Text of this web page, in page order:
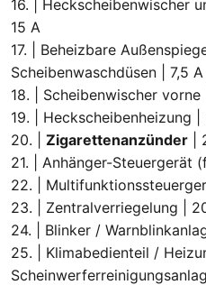
16. | Heckscheibenwischer
15 A
17. | Beheizbare
Scheibenwaschdüsen | 7,5 A
18. | Scheibenwischer vorne
19. | Heckscheibenheizung |
20. | Zigarettenanzünder |
21. | Anhänger-Steuergerät
22. |
23. | Zentralverriegelung |
24. | Blinker /
25. | Klimabedienteil /